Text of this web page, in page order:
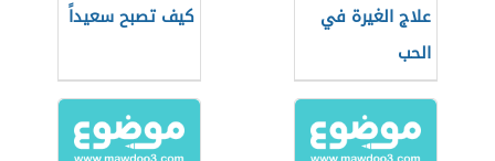
علاج الغيرة في
الحب
كيف تصبح سعيداً